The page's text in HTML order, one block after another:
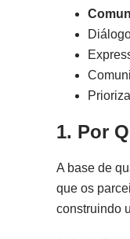
1. Por
A base de
que os
construindo